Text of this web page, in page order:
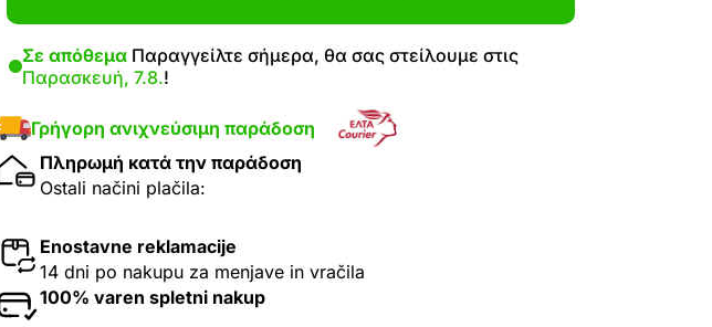
Σε απόθεμα Παραγγείλτε σήμερα, θα σας στείλουμε στις
Παρασκευή, 7.8.!
Γρήγορη ανιχνεύσιμη παράδοση
Πληρωμή κατά την παράδοση
Ostali načini plačila:
Enostavne reklamacije
14 dni po nakupu za menjave in vračila
100% varen spletni nakup